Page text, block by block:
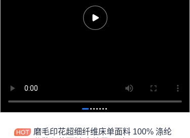
磨毛印花超细纤维床单面料 100% 涤纶